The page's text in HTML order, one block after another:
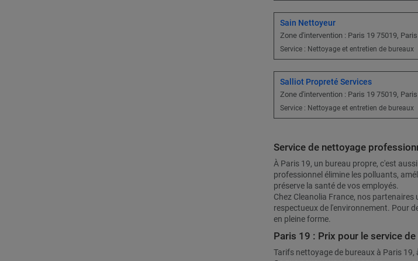
Sain Nettoyeur
Zone d'intervention : Paris 19 75019,
Service : Nettoyage et entretien de bureaux
Salliot Propreté Services
Zone d'intervention : Paris 19 75019,
Service : Nettoyage et entretien de bureaux
Service de nettoyage
À Paris 19, un bureau propre, c'est
professionnel élimine les polluants,
préserve la santé de vos employés.
Chez Cleanolia France, nos
respectueux de l'environnement. Pour
en pleine forme.
Paris 19 : Prix pour le service
Tarifs nettoyage de bureaux à Paris 19,